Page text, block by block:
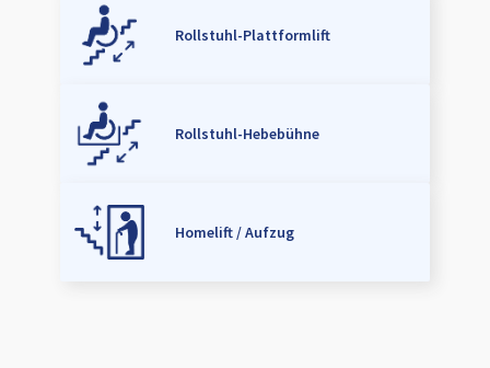
Rollstuhl-Plattformlift
Rollstuhl-Hebebühne
Homelift / Aufzug